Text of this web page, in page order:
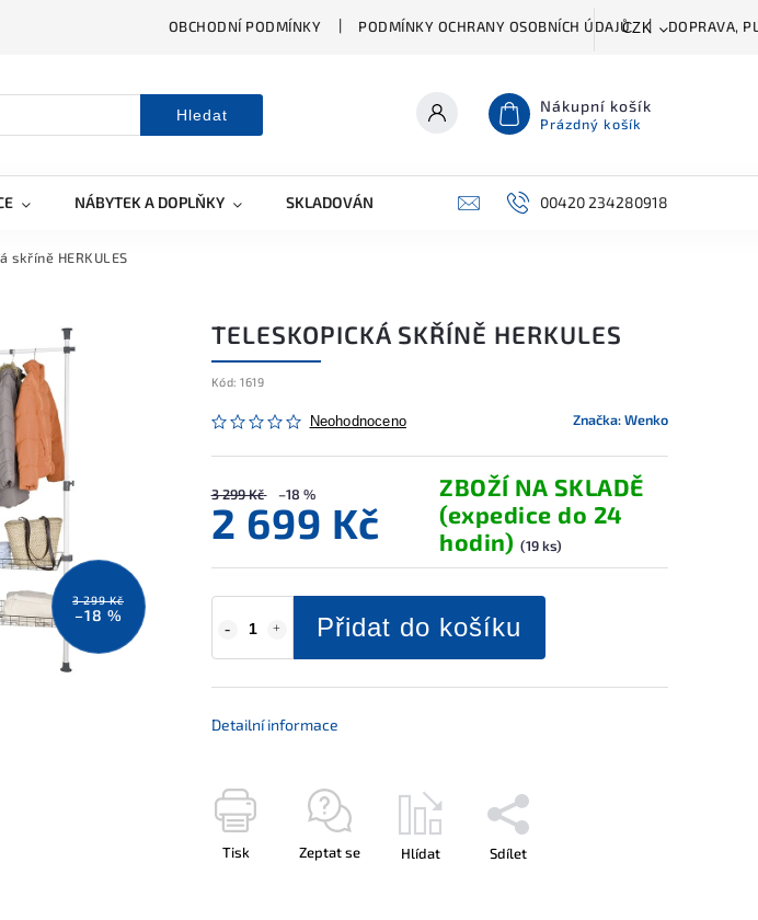
OBCHODNÍ PODMÍNKY PODMÍNKY OCHRANY OSOBNÍCH ÚDAJŮ DOPRAVA,
CZK
Hledat Nákupní košík
Prázdný košík
NÁBYTEK A DOPLŇKY SKLADOVÁNÍ A ČIŠTĚNÍ PŘÍSLUŠENSTVÍ
00420 234280918
skříně HERKULES
3 299 Kč
–18 %
TELESKOPICKÁ SKŘÍNĚ HERKULES
Kód: 1619
Neohodnoceno Značka:Wenko
3 299 Kč –18 %
2 699 Kč
ZBOŽÍ NA SKLADĚ
(expedice do 24
hodin) (19 ks)
Přidat do košíku
Detailní informace
Tisk Zeptat se Hlídat Sdílet